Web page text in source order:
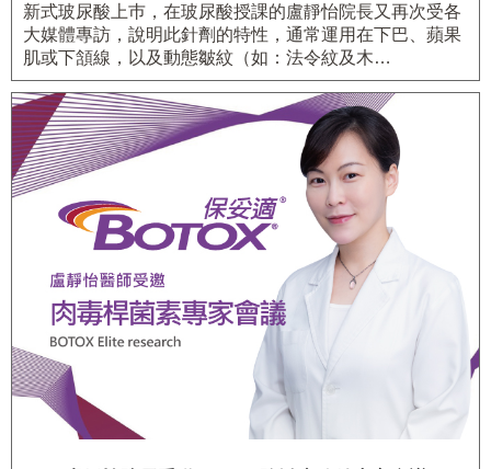
新式玻尿酸上巿，在玻尿酸授課的盧靜怡院長又再次受各
大媒體專訪，說明此針劑的特性，通常運用在下巴、蘋果
肌或下頷線，以及動態皺紋（如：法令紋及木…